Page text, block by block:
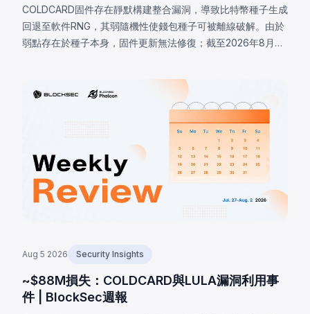
COLDCARD固件存在靜默構建整合漏洞，導致比特幣種子生成
回退至軟件RNG，其弱隨機性使錢包種子可被離線破解。由於
弱點存在於種子本身，固件更新無法修復；截至2026年8月7
Aug 5 2026 Security Insights
~$88M損失：COLDCARD與LULA漏洞利用事
件 | BlockSec週報